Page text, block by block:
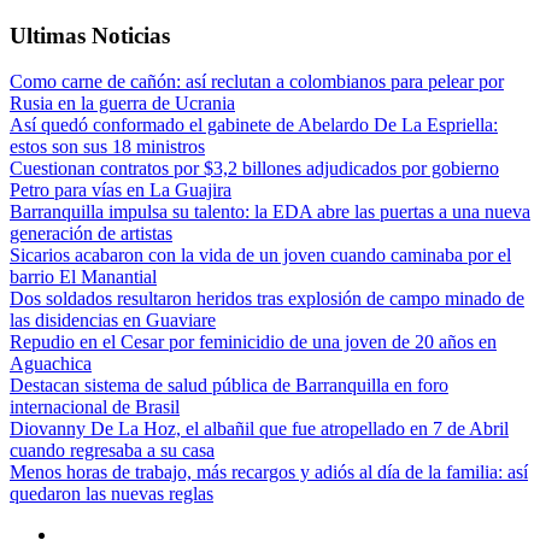
Ultimas Noticias
Como carne de cañón: así reclutan a colombianos para pelear por
Rusia en la guerra de Ucrania
Así quedó conformado el gabinete de Abelardo De La Espriella:
estos son sus 18 ministros
Cuestionan contratos por $3,2 billones adjudicados por gobierno
Petro para vías en La Guajira
Barranquilla impulsa su talento: la EDA abre las puertas a una nueva
generación de artistas
Sicarios acabaron con la vida de un joven cuando caminaba por el
barrio El Manantial
Dos soldados resultaron heridos tras explosión de campo minado de
las disidencias en Guaviare
Repudio en el Cesar por feminicidio de una joven de 20 años en
Aguachica
Destacan sistema de salud pública de Barranquilla en foro
internacional de Brasil
Diovanny De La Hoz, el albañil que fue atropellado en 7 de Abril
cuando regresaba a su casa
Menos horas de trabajo, más recargos y adiós al día de la familia: así
quedaron las nuevas reglas